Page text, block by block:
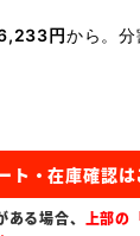
円から。
る場合、 上部の